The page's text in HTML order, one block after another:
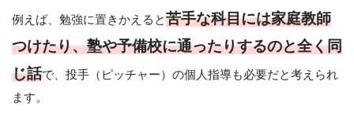
例えば、勉強に置きかえると苦手な科目には家庭教師
つけたり、塾や予備校に通ったりするのと全く同
じ話で、投手（ピッチャー）の個人指導も必要だと考えられ
ます。